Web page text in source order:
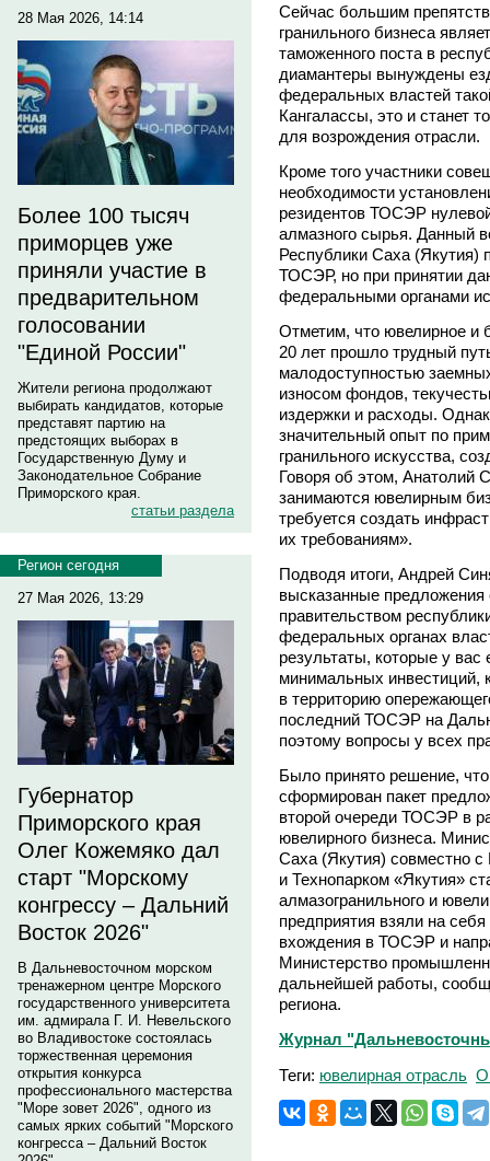
28 Мая 2026, 14:14
Более 100 тысяч
приморцев уже
приняли участие в
предварительном
голосовании
"Единой России"
Жители региона продолжают
выбирать кандидатов, которые
представят партию на
предстоящих выборах в
Государственную Думу и
Законодательное Собрание
Приморского края.
статьи раздела
Регион сегодня
27 Мая 2026, 13:29
Губернатор
Приморского края
Олег Кожемяко дал
старт "Морскому
конгрессу – Дальний
Восток 2026"
В Дальневосточном морском
тренажерном центре Морского
государственного университета
им. адмирала Г. И. Невельского
во Владивостоке состоялась
торжественная церемония
открытия конкурса
профессионального мастерства
"Море зовет 2026", одного из
самых ярких событий "Морского
конгресса – Дальний Восток
Сейчас большим
гранильного бизнеса
таможенного поста в
диамантеры вынуждены
федеральных властей
Кангалассы, это и станет
для возрождения отрасли.
Кроме того участники
необходимости
резидентов ТОСЭР
алмазного сырья. Данный
Республики Саха (Якутия)
ТОСЭР, но при принятии
федеральными органами
Отметим, что ювелирное и
20 лет прошло трудный
малодоступностью
износом фондов,
издержки и расходы.
значительный опыт по
гранильного искусства,
Говоря об этом, Анатолий
занимаются ювелирным
требуется создать
их требованиям».
Подводя итоги, Андрей
высказанные
правительством
федеральных органах
результаты, которые у
минимальных инвестиций,
в территорию
последний ТОСЭР на
поэтому вопросы у всех
Было принято решение,
сформирован пакет
второй очереди ТОСЭР в
ювелирного бизнеса.
Саха (Якутия) совместно
и Технопарком «Якутия»
алмазогранильного и
предприятия взяли на
вхождения в ТОСЭР и
Министерство
дальнейшей работы,
региона.
Журнал
Теги: ювелирная отрасль